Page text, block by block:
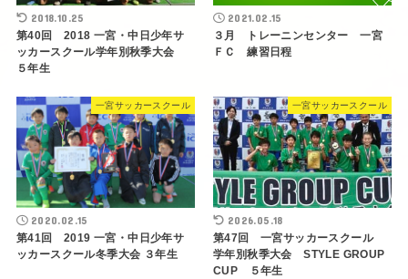
2018.10.25
第40回 2018 一宮・中日少年サ
ッカースクール学年別秋季大会
５年生
2021.02.15
３月 トレーニンセンター 一宮
ＦＣ 練習日程
一宮サッカースクール
2020.02.15
第41回 2019 一宮・中日少年サ
ッカースクール冬季大会 ３年生
一宮サッカースクール
2026.05.18
第47回 一宮サッカースクール
学年別秋季大会 STYLE GROUP
CUP ５年生